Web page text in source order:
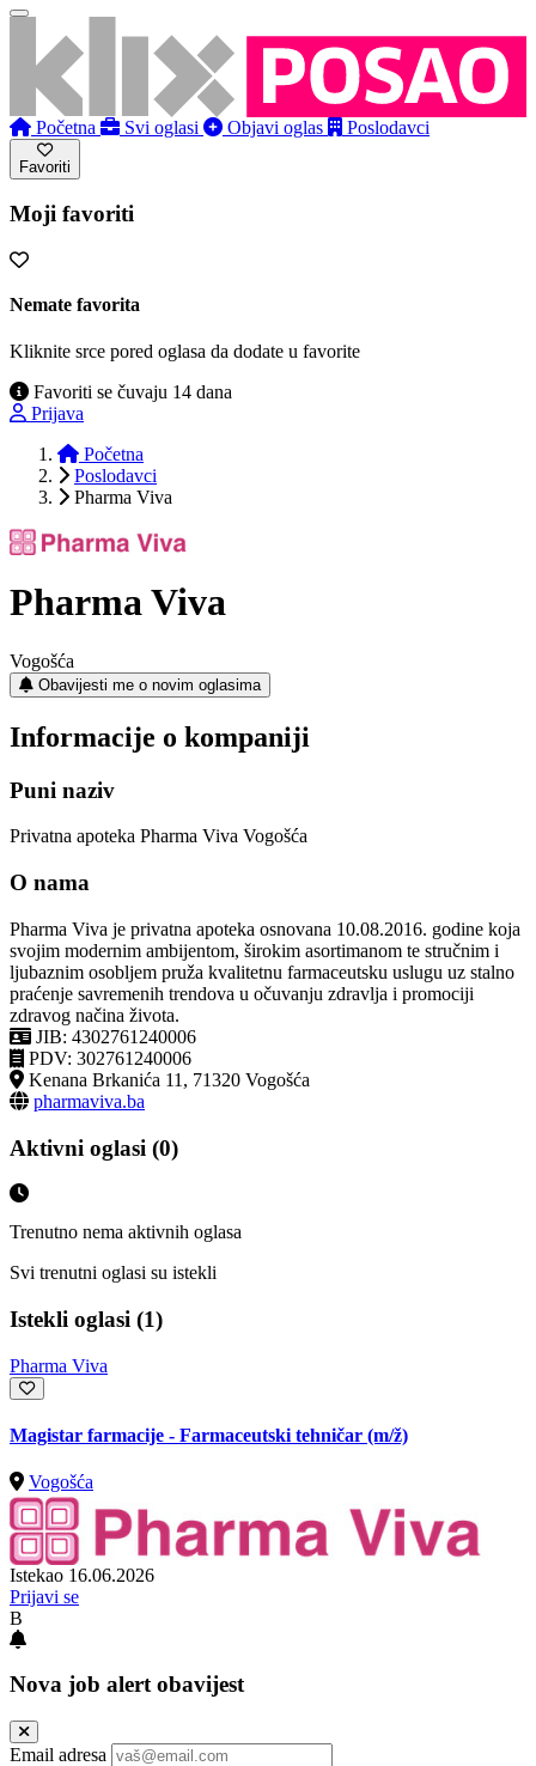
Početna Svi oglasi Objavi oglas Poslodavci
Favoriti
Moji favoriti
Nemate favorita
Kliknite srce pored oglasa da dodate u favorite
Favoriti se čuvaju 14 dana
Prijava
Početna
Poslodavci
Pharma Viva
Pharma Viva
Vogošća
Obavijesti me o novim oglasima
Informacije o kompaniji
Puni naziv
Privatna apoteka Pharma Viva Vogošća
O nama
Pharma Viva je privatna apoteka osnovana 10.08.2016. godine koja
svojim modernim ambijentom, širokim asortimanom te stručnim i
ljubaznim osobljem pruža kvalitetnu farmaceutsku uslugu uz stalno
praćenje savremenih trendova u očuvanju zdravlja i promociji
zdravog načina života.
JIB: 4302761240006
PDV: 302761240006
Kenana Brkanića 11, 71320 Vogošća
pharmaviva.ba
Aktivni oglasi (0)
Trenutno nema aktivnih oglasa
Svi trenutni oglasi su istekli
Istekli oglasi (1)
Pharma Viva
Magistar farmacije - Farmaceutski tehničar (m/ž)
Vogošća
Istekao 16.06.2026
Prijavi se
B
Nova job alert obavijest
Email adresa